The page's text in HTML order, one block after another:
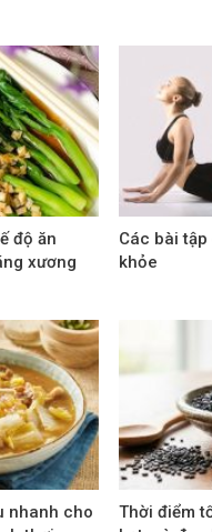
độ ăn
xương
Các bài
khỏe
nhanh cho
Thời điểm